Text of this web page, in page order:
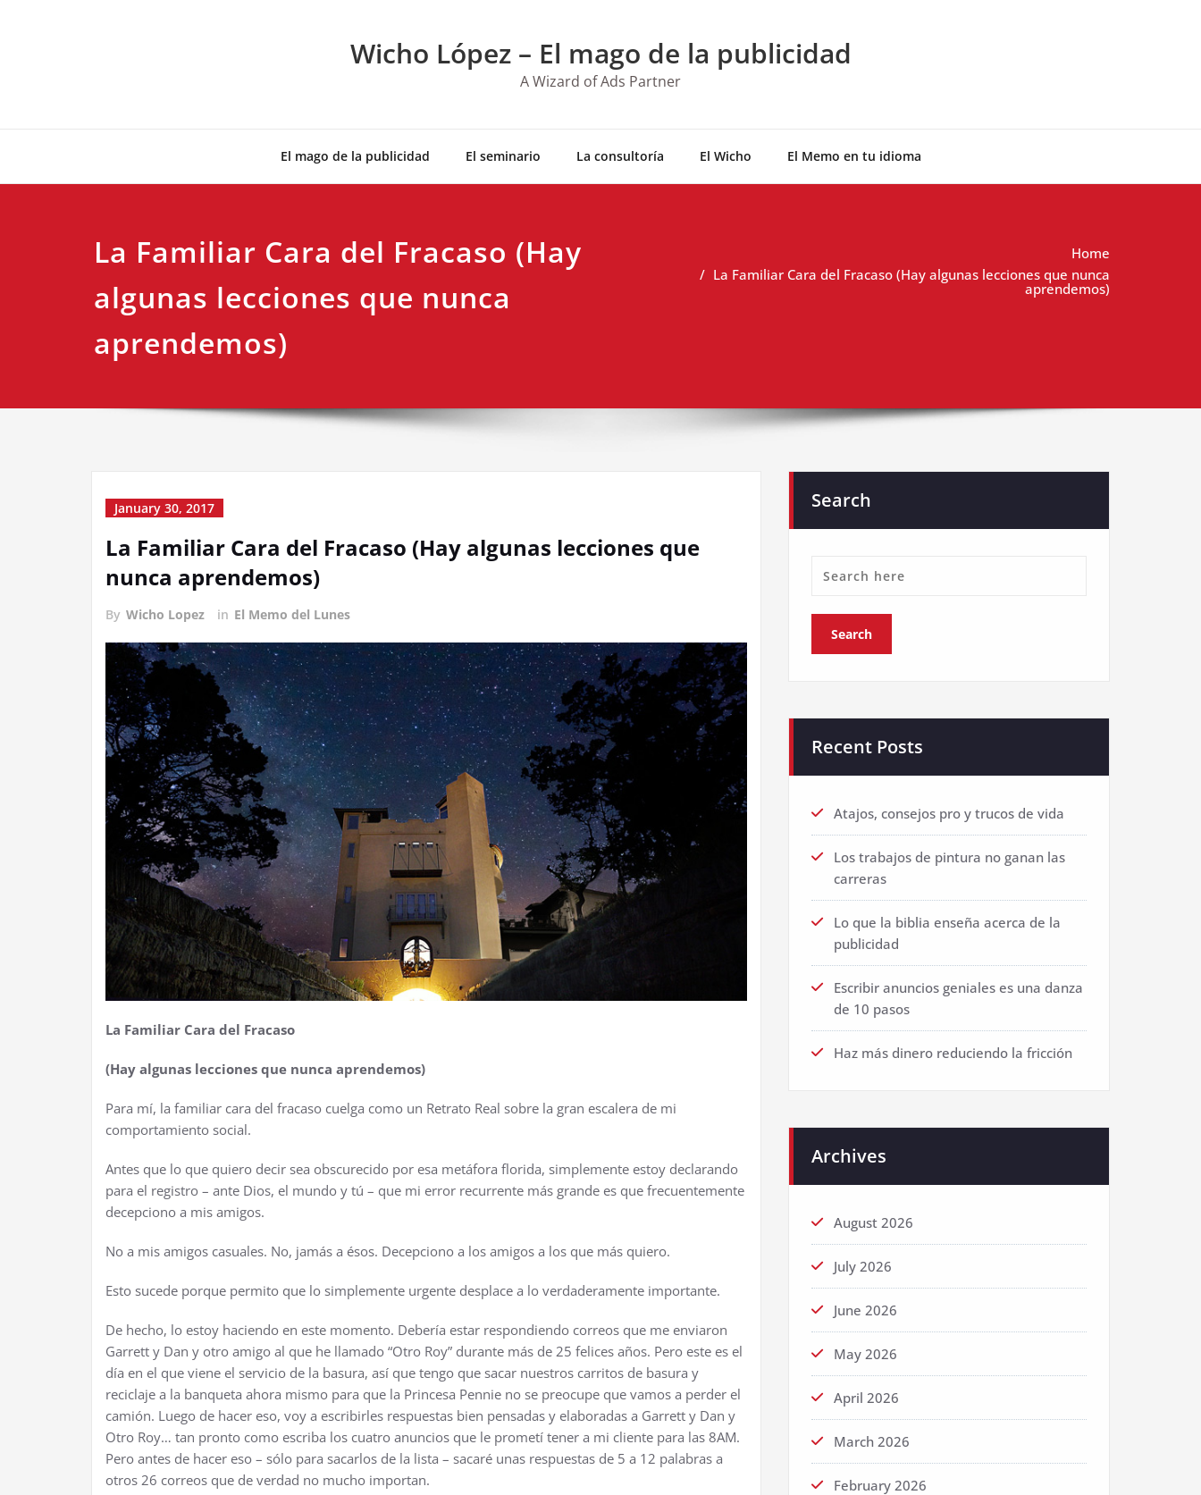
Wicho López – El mago de la publicidad
A Wizard of Ads Partner
El mago de la publicidad El seminario La consultoría El Wicho El Memo en tu idioma
La Familiar Cara del Fracaso (Hay
algunas lecciones que nunca
aprendemos)
Home
La Familiar Cara del Fracaso (Hay algunas lecciones que nunca
aprendemos)
January 30, 2017
La Familiar Cara del Fracaso (Hay algunas lecciones que
nunca aprendemos)
By Wicho Lopez in El Memo del Lunes
La Familiar Cara del Fracaso
(Hay algunas lecciones que nunca aprendemos)
Para mí, la familiar cara del fracaso cuelga como un Retrato Real sobre la gran escalera de mi
comportamiento social.
Antes que lo que quiero decir sea obscurecido por esa metáfora florida, simplemente estoy declarando
para el registro – ante Dios, el mundo y tú – que mi error recurrente más grande es que frecuentemente
decepciono a mis amigos.
No a mis amigos casuales. No, jamás a ésos. Decepciono a los amigos a los que más quiero.
Esto sucede porque permito que lo simplemente urgente desplace a lo verdaderamente importante.
De hecho, lo estoy haciendo en este momento. Debería estar respondiendo correos que me enviaron
Garrett y Dan y otro amigo al que he llamado “Otro Roy” durante más de 25 felices años. Pero este es el
día en el que viene el servicio de la basura, así que tengo que sacar nuestros carritos de basura y
reciclaje a la banqueta ahora mismo para que la Princesa Pennie no se preocupe que vamos a perder el
camión. Luego de hacer eso, voy a escribirles respuestas bien pensadas y elaboradas a Garrett y Dan y
Otro Roy… tan pronto como escriba los cuatro anuncios que le prometí tener a mi cliente para las 8AM.
Pero antes de hacer eso – sólo para sacarlos de la lista – sacaré unas respuestas de 5 a 12 palabras a
otros 26 correos que de verdad no mucho importan.
Search
Recent Posts
Atajos, consejos pro y trucos de vida
Los trabajos de pintura no ganan las
carreras
Lo que la biblia enseña acerca de la
publicidad
Escribir anuncios geniales es una danza
de 10 pasos
Haz más dinero reduciendo la fricción
Archives
August 2026
July 2026
June 2026
May 2026
April 2026
March 2026
February 2026